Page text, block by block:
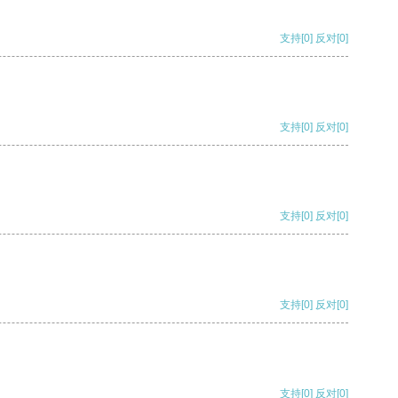
支持[0] 反对[0]
支持[0] 反对[0]
支持[0] 反对[0]
支持[0] 反对[0]
支持[0] 反对[0]